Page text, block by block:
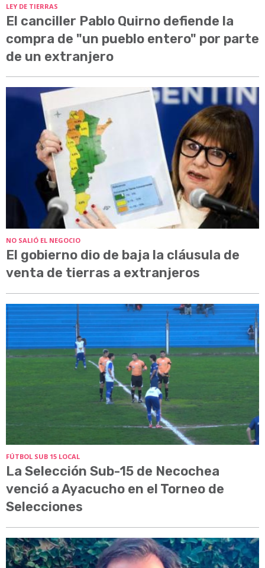
LEY DE TIERRAS
El canciller Pablo Quirno defiende la
compra de "un pueblo entero" por parte
de un extranjero
NO SALIÓ EL NEGOCIO
El gobierno dio de baja la cláusula de
venta de tierras a extranjeros
FÚTBOL SUB 15 LOCAL
La Selección Sub-15 de Necochea
venció a Ayacucho en el Torneo de
Selecciones